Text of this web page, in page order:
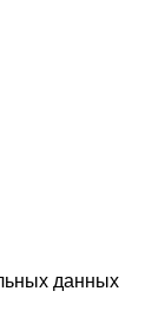
данных